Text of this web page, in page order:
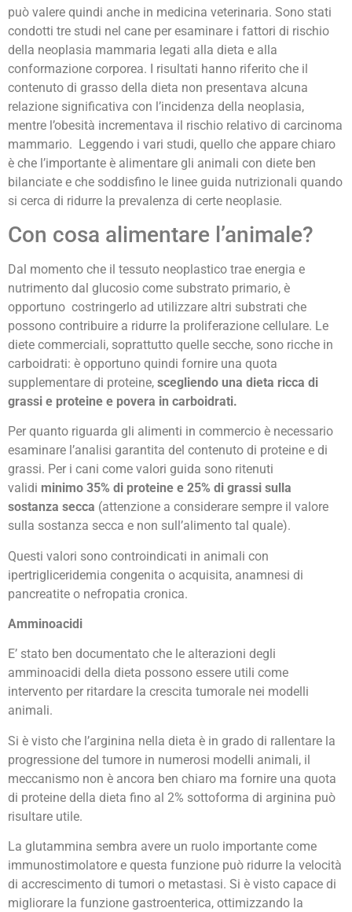
può valere quindi anche in medicina veterinaria. Sono stati
condotti tre studi nel cane per esaminare i fattori di rischio
della neoplasia mammaria legati alla dieta e alla
conformazione corporea. I risultati hanno riferito che il
contenuto di grasso della dieta non presentava alcuna
relazione significativa con l’incidenza della neoplasia,
mentre l’obesità incrementava il rischio relativo di carcinoma
mammario. Leggendo i vari studi, quello che appare chiaro
è che l’importante è alimentare gli animali con diete ben
bilanciate e che soddisfino le linee guida nutrizionali quando
si cerca di ridurre la prevalenza di certe neoplasie.
Con cosa alimentare l’animale?
Dal momento che il tessuto neoplastico trae energia e
nutrimento dal glucosio come substrato primario, è
opportuno costringerlo ad utilizzare altri substrati che
possono contribuire a ridurre la proliferazione cellulare. Le
diete commerciali, soprattutto quelle secche, sono ricche in
carboidrati: è opportuno quindi fornire una quota
supplementare di proteine, scegliendo una dieta ricca di
grassi e proteine e povera in carboidrati.
Per quanto riguarda gli alimenti in commercio è necessario
esaminare l’analisi garantita del contenuto di proteine e di
grassi. Per i cani come valori guida sono ritenuti
validi minimo 35% di proteine e 25% di grassi sulla
sostanza secca (attenzione a considerare sempre il valore
sulla sostanza secca e non sull’alimento tal quale).
Questi valori sono controindicati in animali con
ipertrigliceridemia congenita o acquisita, anamnesi di
pancreatite o nefropatia cronica.
Amminoacidi
E’ stato ben documentato che le alterazioni degli
amminoacidi della dieta possono essere utili come
intervento per ritardare la crescita tumorale nei modelli
animali.
Si è visto che l’arginina nella dieta è in grado di rallentare la
progressione del tumore in numerosi modelli animali, il
meccanismo non è ancora ben chiaro ma fornire una quota
di proteine della dieta fino al 2% sottoforma di arginina può
risultare utile.
La glutammina sembra avere un ruolo importante come
immunostimolatore e questa funzione può ridurre la velocità
di accrescimento di tumori o metastasi. Si è visto capace di
migliorare la funzione gastroenterica, ottimizzando la